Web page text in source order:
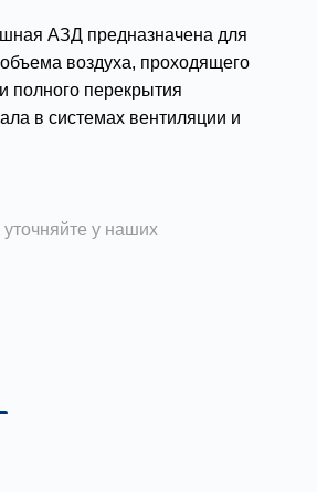
АЗД предназначена для
воздуха, проходящего
полного перекрытия
в системах вентиляции и
у наших